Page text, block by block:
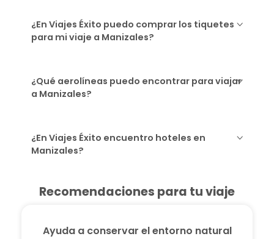
¿En Viajes Éxito puedo comprar los tiquetes
para mi viaje a Manizales?
¿Qué aerolíneas puedo encontrar para viajar
a Manizales?
¿En Viajes Éxito encuentro hoteles en
Manizales?
Recomendaciones para tu viaje
Ayuda a conservar el entorno natural